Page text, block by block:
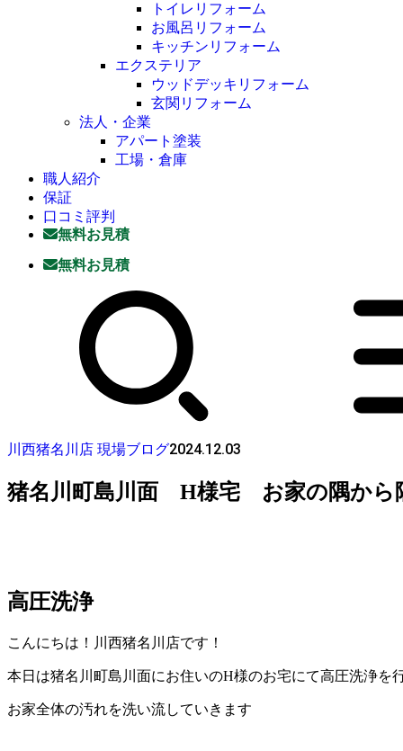
トイレリフォーム
お風呂リフォーム
キッチンリフォーム
エクステリア
ウッドデッキリフォーム
玄関リフォーム
法人・企業
アパート塗装
工場・倉庫
職人紹介
保証
口コミ評判
無料お見積
無料お見積
川西猪名川店 現場ブログ2024.12.03
猪名川町島川面 H様宅 お家の隅から
高圧洗浄
こんにちは！川西猪名川店です！
本日は猪名川町島川面にお住いのH様のお宅にて高圧洗浄を
お家全体の汚れを洗い流していきます